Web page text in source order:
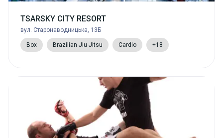
TSARSKY CITY RESORT
вул. Старонаводницька, 13Б
Box Brazilian Jiu Jitsu Cardio +18